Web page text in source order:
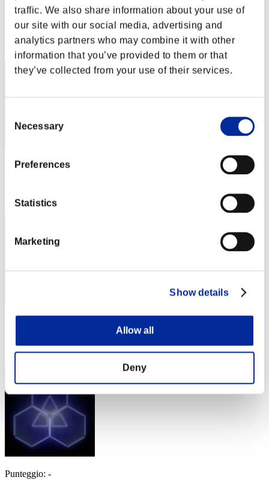
traffic. We also share information about your use of
our site with our social media, advertising and
analytics partners who may combine it with other
information that you’ve provided to them or that
they’ve collected from your use of their services.
Selection
Necessary
Preferences
Statistics
Marketing
Show details
Allow all
Deny
Punteggio:Lv:1/02'50"13
2
Punteggio: -
3
Punteggio: -
4
Punteggio: -